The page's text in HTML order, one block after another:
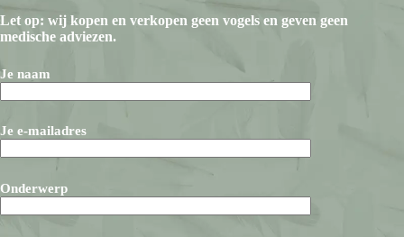
Let op: wij kopen en verkopen geen vogels en geven geen
medische adviezen.
Je naam
Je e-mailadres
Onderwerp